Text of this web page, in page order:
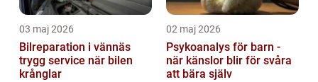
03 maj 2026
Bilreparation i vännäs
trygg service när bilen
krånglar
02 maj 2026
Psykoanalys för barn -
när känslor blir för svåra
att bära själv